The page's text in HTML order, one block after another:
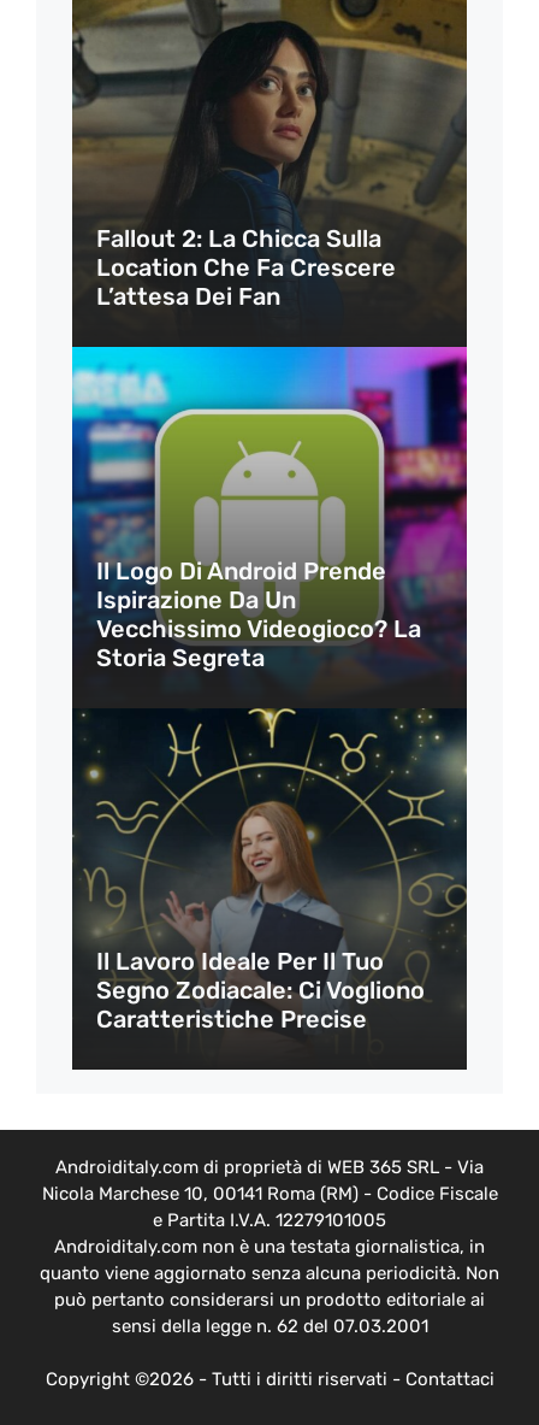
Fallout 2: La Chicca Sulla
Location Che Fa Crescere
L’attesa Dei Fan
Il Logo Di Android Prende
Ispirazione Da Un
Vecchissimo Videogioco? La
Storia Segreta
Il Lavoro Ideale Per Il Tuo
Segno Zodiacale: Ci Vogliono
Caratteristiche Precise
Androiditaly.com di proprietà di WEB 365 SRL - Via
Nicola Marchese 10, 00141 Roma (RM) - Codice Fiscale
e Partita I.V.A. 12279101005
Androiditaly.com non è una testata giornalistica, in
quanto viene aggiornato senza alcuna periodicità. Non
può pertanto considerarsi un prodotto editoriale ai
sensi della legge n. 62 del 07.03.2001
Copyright ©2026 - Tutti i diritti riservati - Contattaci